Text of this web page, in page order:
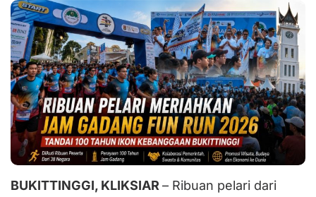
BUKITTINGGI, KLIKSIAR – Ribuan pelari dari